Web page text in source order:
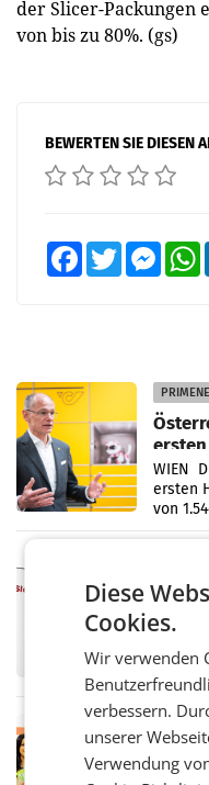
der Slicer-Packungen
von bis zu 80%. (gs)
BEWERTEN SIE DIESEN
FacebookTwitter
WIEN
ersten
von
einem
wieder
Eine
Müller
Diese
Cookies.
Wir verwenden
verbessern.
unserer
Verwendung